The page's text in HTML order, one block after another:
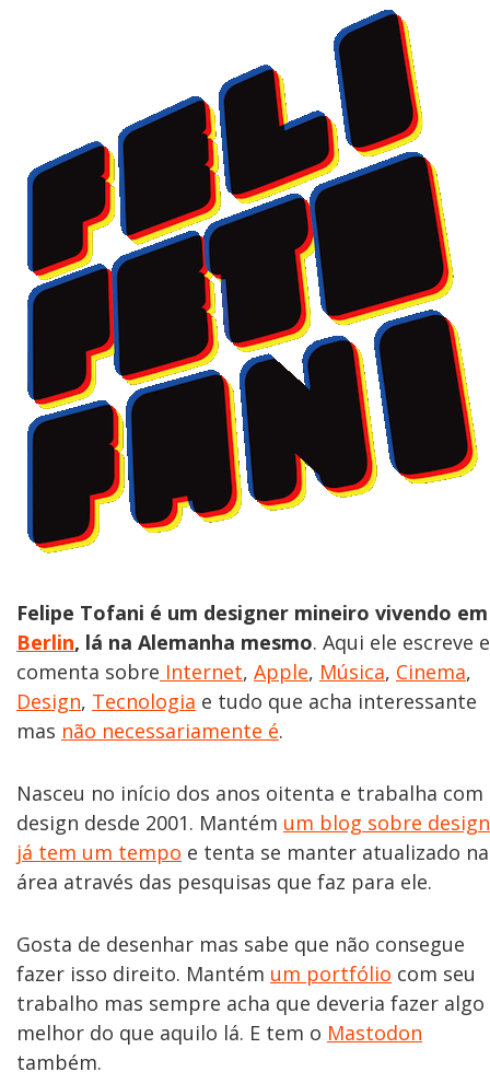
Felipe Tofani é um designer mineiro vivendo em
Berlin, lá na Alemanha mesmo. Aqui ele escreve e
comenta sobre Internet, Apple, Música, Cinema,
Design, Tecnologia e tudo que acha interessante
mas não necessariamente é.
Nasceu no início dos anos oitenta e trabalha com
design desde 2001. Mantém um blog sobre design
já tem um tempo e tenta se manter atualizado na
área através das pesquisas que faz para ele.
Gosta de desenhar mas sabe que não consegue
fazer isso direito. Mantém um portfólio com seu
trabalho mas sempre acha que deveria fazer algo
melhor do que aquilo lá. E tem o Mastodon
também.